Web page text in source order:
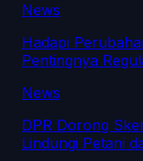
News
Hadapi
Pentingnya
News
DPR Dorong
Lindungi Petani